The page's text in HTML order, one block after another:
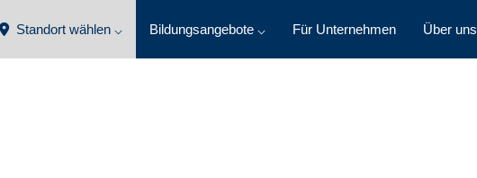
Standort wählen ⌵ Bildungsangebote ⌵ Für Unternehmen Über uns